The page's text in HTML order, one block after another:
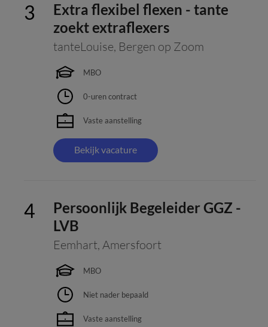
Extra flexibel flexen - tante
zoekt extraflexers
tanteLouise, Bergen op Zoom
MBO
0-uren contract
Vaste aanstelling
Bekijk vacature
Persoonlijk Begeleider GGZ -
LVB
Eemhart, Amersfoort
MBO
Niet nader bepaald
Vaste aanstelling